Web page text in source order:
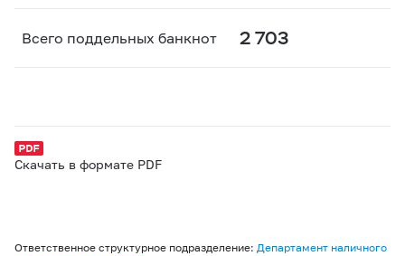
Всего поддельных банкнот 2 703
Скачать в формате PDF
Ответственное структурное подразделение: Департамент наличного